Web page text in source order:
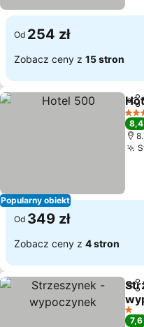
Od 254 zł
Zobacz ceny z 15 stron
Popularny obiekt
3
8,4
Od 349 zł
Zobacz ceny z 4 stron
1
7,6